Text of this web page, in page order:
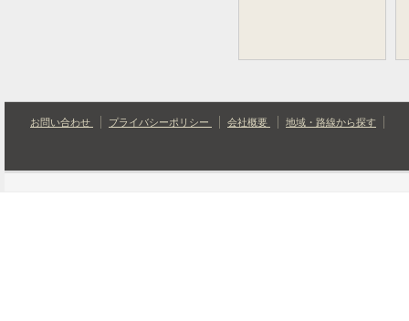
お問い合わせ プライバシーポリシー 会社概要 地域・路線から探す